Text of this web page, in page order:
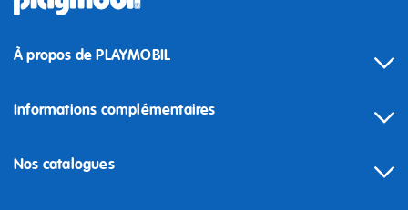
À propos de PLAYMOBIL
Informations complémentaires
Nos catalogues